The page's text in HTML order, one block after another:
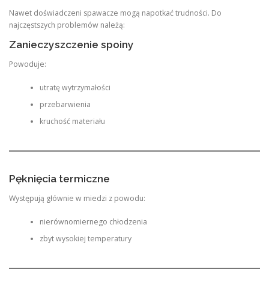
Nawet doświadczeni spawacze mogą napotkać trudności. Do
najczęstszych problemów należą:
Zanieczyszczenie spoiny
Powoduje:
utratę wytrzymałości
przebarwienia
kruchość materiału
Pęknięcia termiczne
Występują głównie w miedzi z powodu:
nierównomiernego chłodzenia
zbyt wysokiej temperatury